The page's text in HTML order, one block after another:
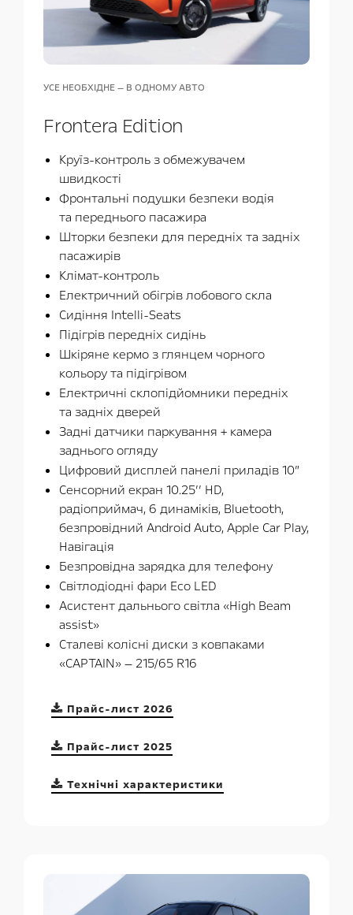
УСЕ НЕОБХІДНЕ — В ОДНОМУ АВТО
Frontera Edition
Круїз-контроль з обмежувачем
швидкості
Фронтальні подушки безпеки водія
та переднього пасажира
Шторки безпеки для передніх та задніх
пасажирів
Клімат-контроль
Електричний обігрів лобового скла
Сидіння Intelli-Seats
Підігрів передніх сидінь
Шкіряне кермо з глянцем чорного
кольору та підігрівом
Електричні склопідйомники передніх
та задніх дверей
Задні датчики паркування + камера
заднього огляду
Цифровий дисплей панелі приладів 10″
Сенсорний екран 10.25’’ HD,
радіоприймач, 6 динаміків, Bluetooth,
безпровідний Android Auto, Apple Car Play,
Навігація
Безпровідна зарядка для телефону
Cвітлодіодні фари Eco LED
Асистент дальнього світла «High Beam
assist»
Сталеві колісні диски з ковпаками
«CAPTAIN» — 215/65 R16
Прайс-лист 2026
Прайс-лист 2025
Технічні характеристики